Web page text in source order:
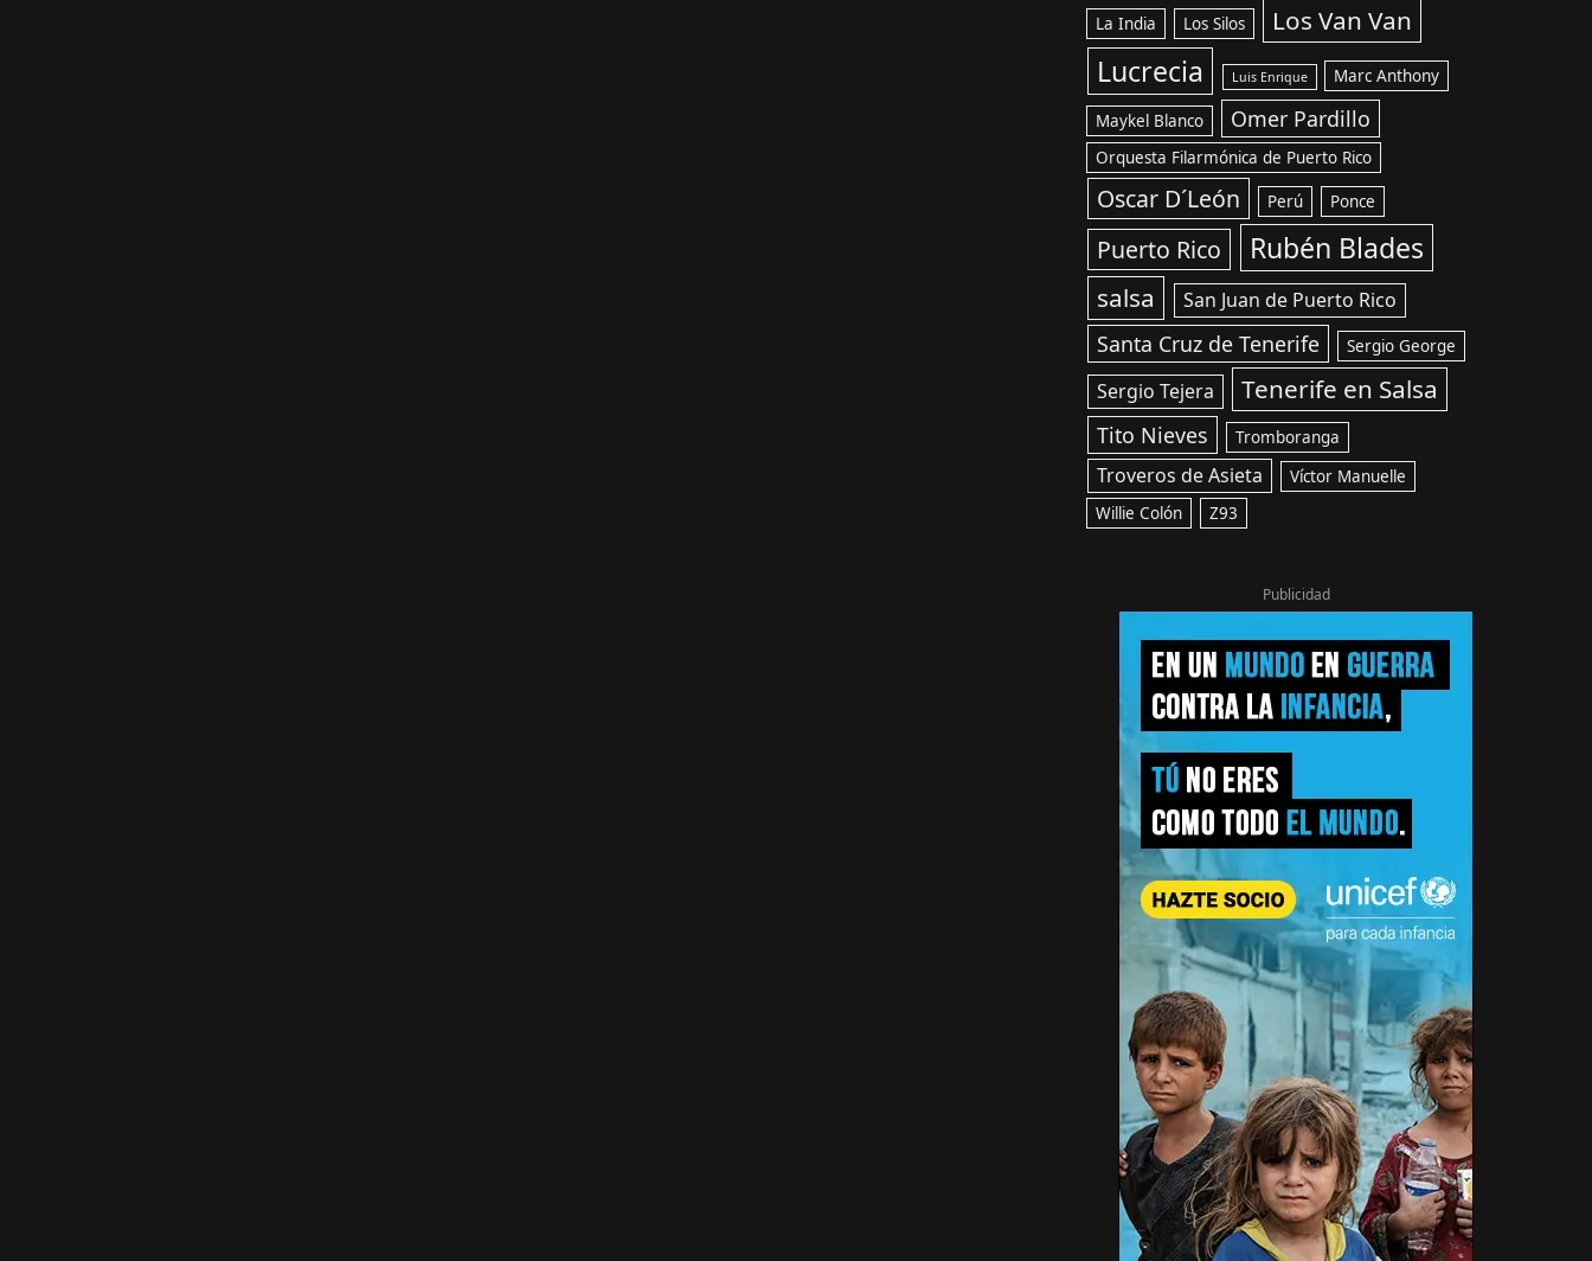
La India Los Silos Los Van Van
Lucrecia Luis Enrique Marc Anthony
Maykel Blanco Omer Pardillo
Orquesta Filarmónica de Puerto Rico
Oscar D´León Perú Ponce
Puerto Rico Rubén Blades
salsa San Juan de Puerto Rico
Santa Cruz de Tenerife Sergio George
Sergio Tejera Tenerife en Salsa
Tito Nieves Tromboranga
Troveros de Asieta
Víctor Manuelle
Willie Colón
Z93
Publicidad